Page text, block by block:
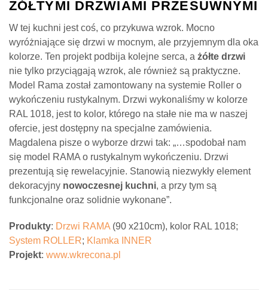
ŻÓŁTYMI DRZWIAMI PRZESUWNYMI
W tej kuchni jest coś, co przykuwa wzrok. Mocno
wyróżniające się drzwi w mocnym, ale przyjemnym dla oka
kolorze. Ten projekt podbija kolejne serca, a żółte drzwi
nie tylko przyciągają wzrok, ale również są praktyczne.
Model Rama został zamontowany na systemie Roller o
wykończeniu rustykalnym. Drzwi wykonaliśmy w kolorze
RAL 1018, jest to kolor, którego na stałe nie ma w naszej
ofercie, jest dostępny na specjalne zamówienia.
Magdalena pisze o wyborze drzwi tak: „…spodobał nam
się model RAMA o rustykalnym wykończeniu. Drzwi
prezentują się rewelacyjnie. Stanowią niezwykły element
dekoracyjny nowoczesnej kuchni, a przy tym są
funkcjonalne oraz solidnie wykonane”.
Produkty: Drzwi RAMA (90 x210cm), kolor RAL 1018;
System ROLLER; Klamka INNER
Projekt: www.wkrecona.pl